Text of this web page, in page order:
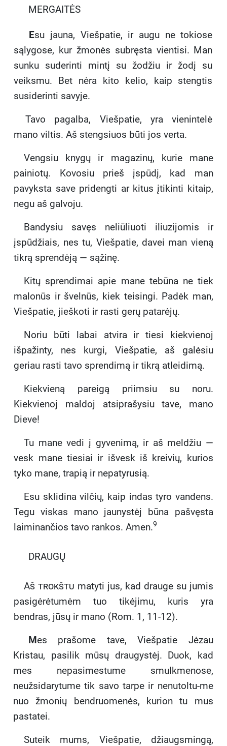
MERGAITĖS
Esu jauna, Viešpatie, ir augu ne tokiose
sąlygose, kur žmonės subręsta vientisi. Man
sunku suderinti mintį su žodžiu ir žodį su
veiksmu. Bet nėra kito kelio, kaip stengtis
susiderinti savyje.
Tavo pagalba, Viešpatie, yra vienintelė
mano viltis. Aš stengsiuos būti jos verta.
Vengsiu knygų ir magazinų, kurie mane
painiotų. Kovosiu prieš įspūdį, kad man
pavyksta save pridengti ar kitus įtikinti kitaip,
negu aš galvoju.
Bandysiu savęs neliūliuoti iliuzijomis ir
įspūdžiais, nes tu, Viešpatie, davei man vieną
tikrą sprendėją — sąžinę.
Kitų sprendimai apie mane tebūna ne tiek
malonūs ir švelnūs, kiek teisingi. Padėk man,
Viešpatie, jieškoti ir rasti gerų patarėjų.
Noriu būti labai atvira ir tiesi kiekvienoj
išpažinty, nes kurgi, Viešpatie, aš galėsiu
geriau rasti tavo sprendimą ir tikrą atleidimą.
Kiekvieną pareigą priimsiu su noru.
Kiekvienoj maldoj atsiprašysiu tave, mano
Dieve!
Tu mane vedi į gyvenimą, ir aš meldžiu —
vesk mane tiesiai ir išvesk iš kreivių, kurios
tyko mane, trapią ir nepatyrusią.
Esu sklidina vilčių, kaip indas tyro vandens.
Tegu viskas mano jaunystėj būna pašvęsta
laiminančios tavo rankos. Amen.9
DRAUGŲ
Aš trokštu matyti jus, kad drauge su jumis
pasigėrėtumėm tuo tikėjimu, kuris yra
bendras, jūsų ir mano (Rom. 1, 11-12).
Mes prašome tave, Viešpatie Jėzau
Kristau, pasilik mūsų draugystėj. Duok, kad
mes nepasimestume smulkmenose,
neužsidarytume tik savo tarpe ir nenutoltu-me
nuo žmonių bendruomenės, kurion tu mus
pastatei.
Suteik mums, Viešpatie, džiaugsmingą,